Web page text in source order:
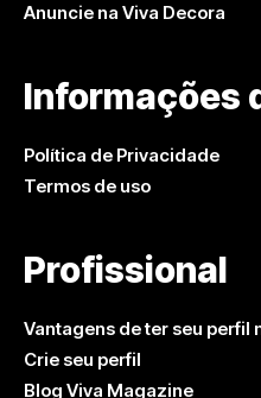
Anuncie na Viva Decora
Informações
Política de Privacidade
Termos de uso
Profissional
Vantagens de ter seu perfil
Crie seu perfil
Blog Viva Magazine